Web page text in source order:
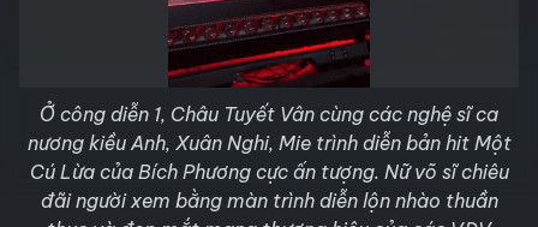
Ở công diễn 1, Châu Tuyết Vân cùng các nghệ sĩ ca
nương kiều Anh, Xuân Nghi, Mie trình diễn bản hit Một
Cú Lừa của Bích Phương cực ấn tượng. Nữ võ sĩ chiêu
đãi người xem bằng màn trình diễn lộn nhào thuần